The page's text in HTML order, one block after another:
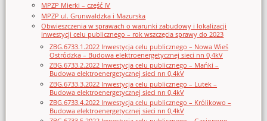
MPZP Mierki – część IV
MPZP ul. Grunwaldzka i Mazurska
Obwieszczenia w sprawach o warunki zabudowy i lokalizacji
inwestycji celu publicznego – rok wszczęcia sprawy do 2023
ZBG.6733.1.2022 Inwestycja celu publicznego – Nowa Wieś
Ostródzka – Budowa elektroenergetycznej sieci nn 0,4kV
ZBG.6733.2.2022 Inwestycja celu publicznego – Mańki –
Budowa elektroenergetycznej sieci nn 0,4kV
ZBG.6733.3.2022 Inwestycja celu publicznego – Lutek –
Budowa elektroenergetycznej sieci nn 0,4kV
ZBG.6733.4.2022 Inwestycja celu publicznego – Królikowo –
Budowa elektroenergetycznej sieci nn 0,4kV